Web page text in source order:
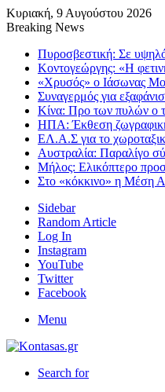
Κυριακή, 9 Αυγούστου 2026
Breaking News
Πυροσβεστική: Σε υψηλό
Κοντογεώργης: «Η
«Χρυσός» ο Ιάσωνας
Συναγερμός για
Κίνα: Προ των πυλών ο
ΗΠΑ: Έκθεση
ΕΛ.Α.Σ για το
Αυστραλία: Παραλίγο
Μήλος: Ελικόπτερο
Στο «κόκκινο» η Μέση
Sidebar
Random Article
Log In
Instagram
YouTube
Twitter
Facebook
Menu
Search for